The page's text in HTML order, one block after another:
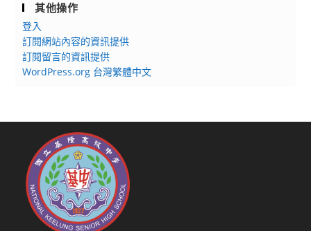
其他操作
登入
訂閱網站內容的資訊提供
訂閱留言的資訊提供
WordPress.org 台灣繁體中文